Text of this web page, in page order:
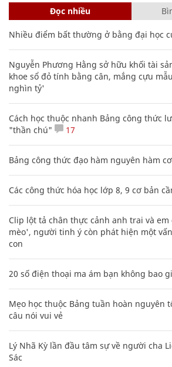
Đọc nhiều
Nhiều điểm bất thường ở bằng đại học
Nguyễn Phương Hằng sở hữu khối tài
khoe sổ đỏ tính bằng cân, mắng cựu
nghìn tỷ'
Cách học thuộc nhanh Bảng công thức
"thần chú"
17
Bảng công thức đạo hàm nguyên hàm
Các công thức hóa học lớp 8, 9 cơ bản
Clip lột tả chân thực cảnh anh trai và
mèo', người tinh ý còn phát hiện một
con
20 số điện thoại ma ám bạn không bao
Mẹo học thuộc Bảng tuần hoàn nguyên
câu nói vui vẻ
Lý Nhã Kỳ lần đầu tâm sự về người cha
Sác